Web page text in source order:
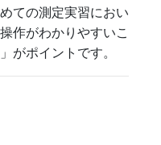
ての測定実習におい
作がわかりやすいこ
がポイントです。